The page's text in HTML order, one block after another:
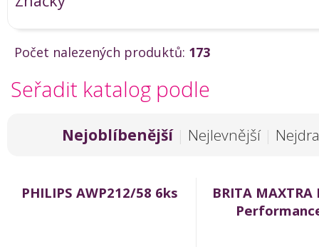
Počet nalezených produktů: 173
Seřadit katalog podle
Nejoblíbenější | Nejlevnější |
PHILIPS AWP212/58 6ks
BRITA